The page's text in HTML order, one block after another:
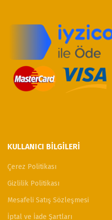
KULLANICI BILGILERI
Çerez Politikası
Gizlilik Politikası
Mesafeli Satış Sözleşmesi
İptal ve İade Şartları